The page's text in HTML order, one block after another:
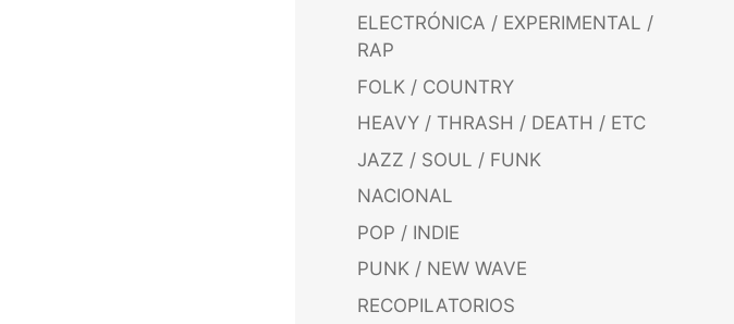
ELECTRÓNICA / EXPERIMENTAL /
RAP
FOLK / COUNTRY
HEAVY / THRASH / DEATH / ETC
JAZZ / SOUL / FUNK
NACIONAL
POP / INDIE
PUNK / NEW WAVE
RECOPILATORIOS